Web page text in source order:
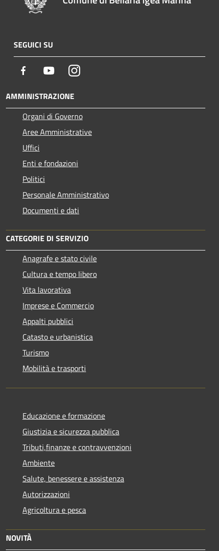
SEGUICI SU
Facebook YoutubeInstagram
AMMINISTRAZIONE
Organi di Governo
Aree Amministrative
Uffici
Enti e fondazioni
Politici
Personale Amministrativo
Documenti e dati
CATEGORIE DI SERVIZIO
Anagrafe e stato civile
Cultura e tempo libero
Vita lavorativa
Imprese e Commercio
Appalti pubblici
Catasto e urbanistica
Turismo
Mobilità e trasporti
Educazione e formazione
Giustizia e sicurezza pubblica
Tributi,finanze e contravvenzioni
Ambiente
Salute, benessere e assistenza
Autorizzazioni
Agricoltura e pesca
NOVITÀ